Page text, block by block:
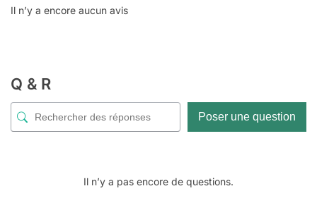
Il n’y a encore aucun avis
Q & R
Poser une question
Il n’y a pas encore de questions.